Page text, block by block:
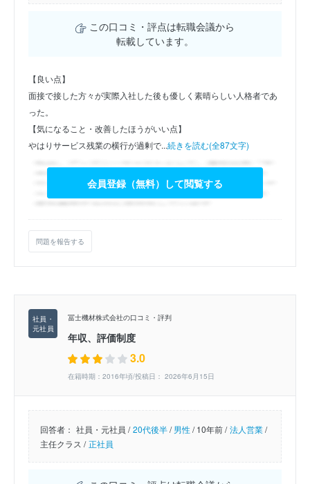
この口コミ・評点は転職会議から
転載しています。
【良い点】
面接で接した方々が実際入社した後も優しく素晴らしい人格者であ
った。
【気になること・改善したほうがいい点】
やはりサービス残業の横行が過剰で...続きを読む(全87文字)
会員登録（無料）して閲覧する
問題を報告する
冨士機材株式会社の口コミ・評判
年収、評価制度
3.0
在籍時期：2016年頃/投稿日： 2026年6月15日
回答者： 社員・元社員 / 20代後半/男性/10年前 / 法人営業/
主任クラス / 正社員